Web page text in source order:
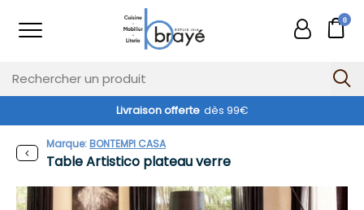
0
Livraison offerte dès 99€
Table Artistico plateau verre
Marque:BONTEMPI CASA